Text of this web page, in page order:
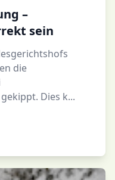
–
sein
die
Dies k...